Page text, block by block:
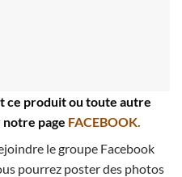
ce produit ou toute autre
notre page FACEBOOK.
le groupe Facebook
pourrez poster des photos